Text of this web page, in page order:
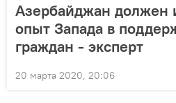
Азербайджан должен
опыт Запада в
граждан - эксперт
20 марта 2020, 20:06